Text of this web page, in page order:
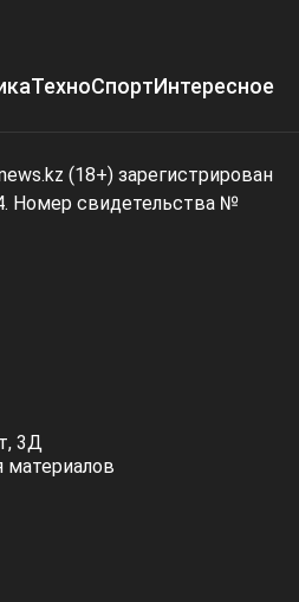
ТехноСпортИнтересное
(18+) зарегистрирован
Номер свидетельства №
3Д
материалов